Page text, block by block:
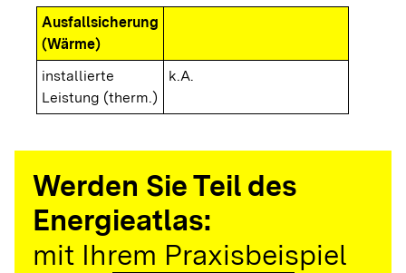
Ausfallsicherung
(Wärme)
installierte
Leistung (therm.)
k.A.
Werden Sie Teil des
Energieatlas:
mit Ihrem Praxisbeispiel